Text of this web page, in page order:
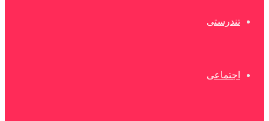
تندرستی
اجتماعی